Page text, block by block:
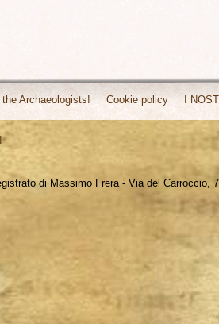
Archaeologists! Cookie policy I
di Massimo Frera - Via del